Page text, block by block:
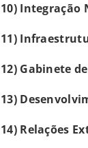
10) Integração
11)
12) Gabinete
13)
14) Relações